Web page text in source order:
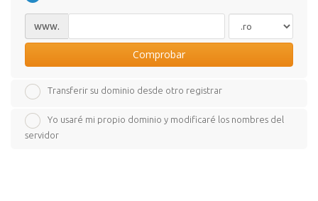
www.
Comprobar
Transferir su dominio desde otro registrar
Yo usaré mi propio dominio y modificaré los nombres del
servidor